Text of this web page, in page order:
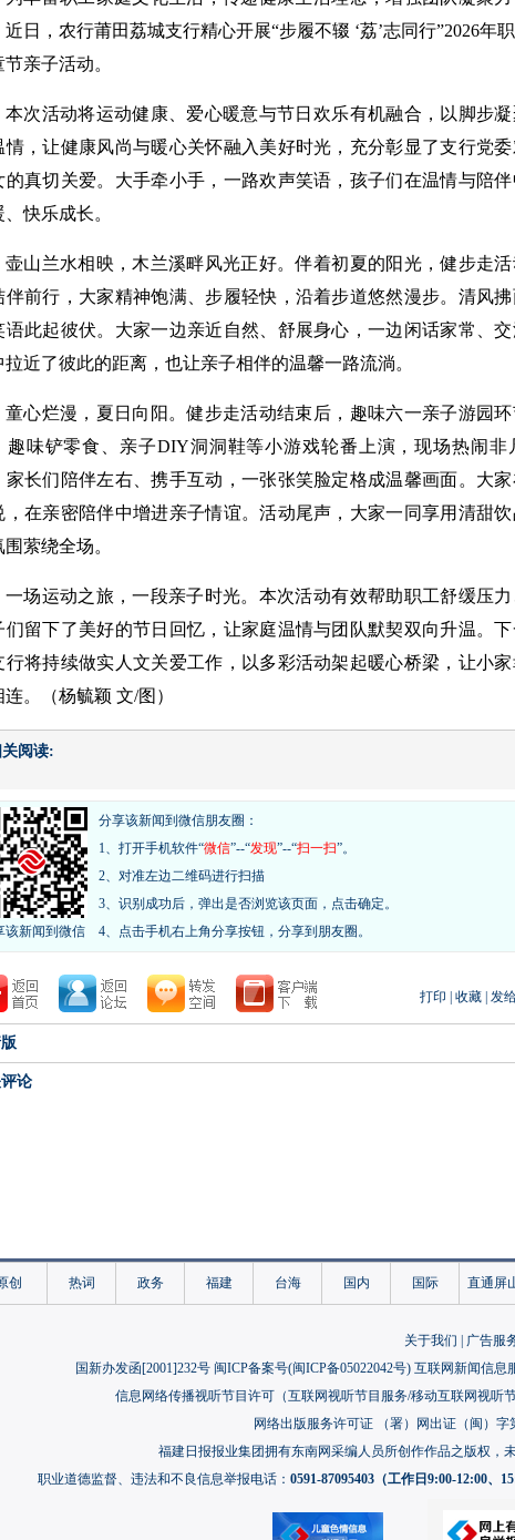
近日，农行莆田荔城支行精心开展“步履不辍 ‘荔’志同行”2026年
节亲子活动。
本次活动将运动健康、爱心暖意与节日欢乐有机融合，以脚步
情，让健康风尚与暖心关怀融入美好时光，充分彰显了支行党
的真切关爱。大手牵小手，一路欢声笑语，孩子们在温情与陪
快乐成长。
壶山兰水相映，木兰溪畔风光正好。伴着初夏的阳光，健步走
伴前行，大家精神饱满、步履轻快，沿着步道悠然漫步。清风
语此起彼伏。大家一边亲近自然、舒展身心，一边闲话家常、
拉近了彼此的距离，也让亲子相伴的温馨一路流淌。
童心烂漫，夏日向阳。健步走活动结束后，趣味六一亲子游园
趣味铲零食、亲子DIY洞洞鞋等小游戏轮番上演，现场热闹非
家长们陪伴左右、携手互动，一张张笑脸定格成温馨画面。大
，在亲密陪伴中增进亲子情谊。活动尾声，大家一同享用清甜
萦绕全场。
一场运动之旅，一段亲子时光。本次活动有效帮助职工舒缓压
们留下了美好的节日回忆，让家庭温情与团队默契双向升温。
行将持续做实人文关爱工作，以多彩活动架起暖心桥梁，让小
连。（杨毓颖 文/图）
阅读:
该新闻到微信
分享该新闻到微信朋友圈：
1、打开手机软件“微信”--“发现”--“扫一扫”。
2、对准左边二维码进行扫描
3、识别成功后，弹出是否浏览该页面，点击确定。
4、点击手机右上角分享按钮，分享到朋友圈。
打印 收藏 发
论
创 热词 政务 福建 台海 国内 国际 直通屏
关于我们 广告服
国新办发函[2001]232号 闽ICP备案号(闽ICP备05022042号) 互联网新闻信息
信息网络传播视听节目许可（互联网视听节目服务/移动互联网视听
网络出版服务许可证 （署）网出证（闽）字
福建日报报业集团拥有东南网采编人员所创作作品之版权，
职业道德监督、违法和不良信息举报电话： 0591-87095403（工作日9:00-12:00、